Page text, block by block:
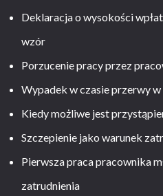
Deklaracja o wysokości
wzór
Porzucenie pracy przez
Wypadek w czasie przerwy
Kiedy możliwe jest
Szczepienie jako warunek
Pierwsza praca pracownika
zatrudnienia